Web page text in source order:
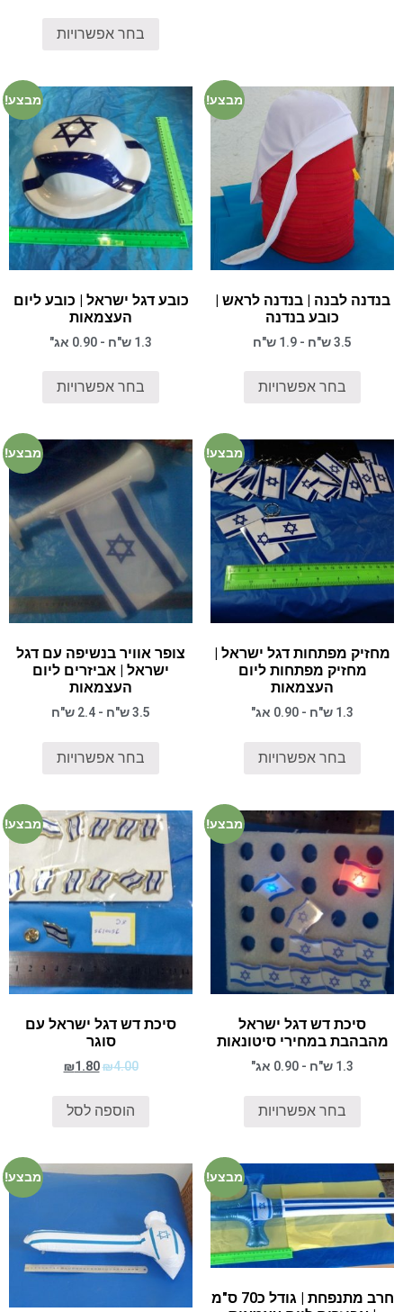
בחר אפשרויות
מבצע!
בנדנה לבנה | בנדנה לראש |
כובע בנדנה
3.5 ש"ח - 1.9 ש"ח
בחר אפשרויות
מבצע!
כובע דגל ישראל | כובע ליום
העצמאות
1.3 ש"ח - 0.90 אג"
בחר אפשרויות
מבצע!
מחזיק מפתחות דגל ישראל |
מחזיק מפתחות ליום
העצמאות
1.3 ש"ח - 0.90 אג"
בחר אפשרויות
מבצע!
צופר אוויר בנשיפה עם דגל
ישראל | אביזרים ליום
העצמאות
3.5 ש"ח - 2.4 ש"ח
בחר אפשרויות
מבצע!
סיכת דש דגל ישראל
מהבהבת במחירי סיטונאות
1.3 ש"ח - 0.90 אג"
בחר אפשרויות
מבצע!
סיכת דש דגל ישראל עם
סוגר
₪4.00
₪1.80
הוספה לסל
מבצע!
חרב מתנפחת | גודל כ70 ס"מ
מבצע!